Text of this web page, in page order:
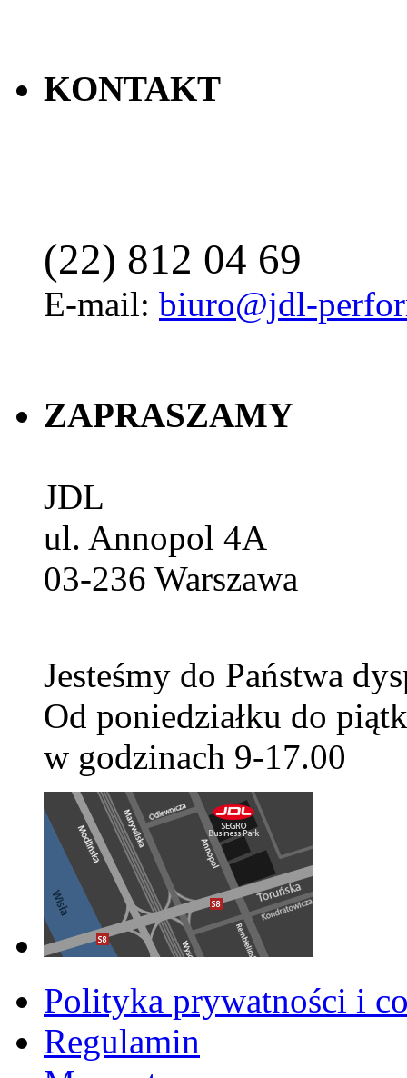
KONTAKT
(22) 812 04 69
E-mail: biuro@jdl-
ZAPRASZAMY
JDL
ul. Annopol 4A
03-236 Warszawa
Jesteśmy do Państwa
Od poniedziałku do
w godzinach 9-17.00
Polityka prywatności i
Regulamin